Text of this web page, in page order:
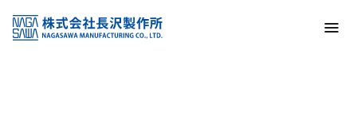
KSS加盟店・取扱店情報
店舗一覧